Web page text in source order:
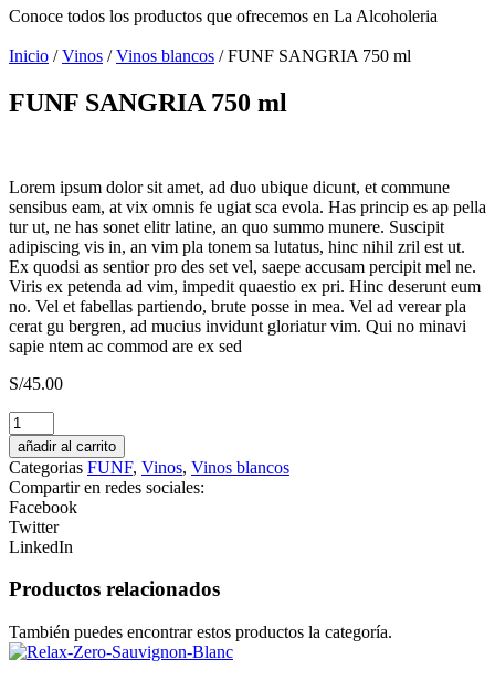
Conoce todos los productos que ofrecemos en La Alcoholeria
Inicio /Vinos /Vinos blancos / FUNF SANGRIA 750 ml
FUNF SANGRIA 750 ml
Lorem ipsum dolor sit amet, ad duo ubique dicunt, et commune
sensibus eam, at vix omnis fe ugiat sca evola. Has princip es ap pella
tur ut, ne has sonet elitr latine, an quo summo munere. Suscipit
adipiscing vis in, an vim pla tonem sa lutatus, hinc nihil zril est ut.
Ex quodsi as sentior pro des set vel, saepe accusam percipit mel ne.
Viris ex petenda ad vim, impedit quaestio ex pri. Hinc deserunt eum
no. Vel et fabellas partiendo, brute posse in mea. Vel ad verear pla
cerat gu bergren, ad mucius invidunt gloriatur vim. Qui no minavi
sapie ntem ac commod are ex sed
S/45.00
Heretic
cantidad
añadir al carrito
Categorias FUNF, Vinos, Vinos blancos
Compartir en redes sociales:
Facebook
Twitter
LinkedIn
Productos relacionados
También puedes encontrar estos productos la categoría.